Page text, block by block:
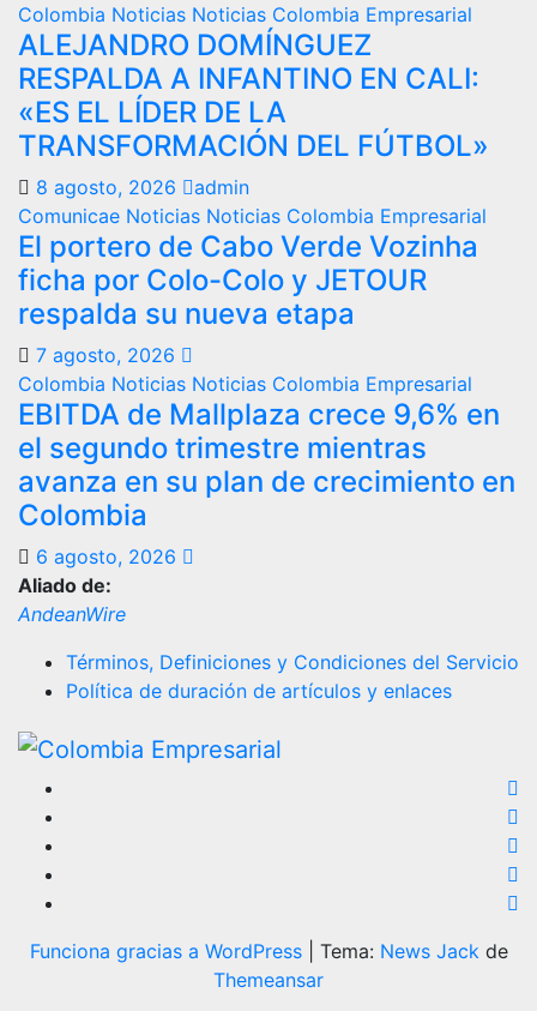
Colombia Noticias Noticias Colombia Empresarial
ALEJANDRO DOMÍNGUEZ
RESPALDA A INFANTINO EN CALI:
«ES EL LÍDER DE LA
TRANSFORMACIÓN DEL FÚTBOL»
8 agosto, 2026
admin
Comunicae Noticias Noticias Colombia Empresarial
El portero de Cabo Verde Vozinha
ficha por Colo-Colo y JETOUR
respalda su nueva etapa
7 agosto, 2026
Colombia Noticias Noticias Colombia Empresarial
EBITDA de Mallplaza crece 9,6% en
el segundo trimestre mientras
avanza en su plan de crecimiento en
Colombia
6 agosto, 2026
Aliado de:
AndeanWire
Términos, Definiciones y Condiciones del Servicio
Política de duración de artículos y enlaces
Funciona gracias a WordPress Tema: News Jackde
Themeansar